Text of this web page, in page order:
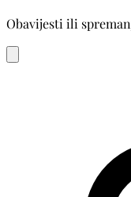
Obavijesti ili